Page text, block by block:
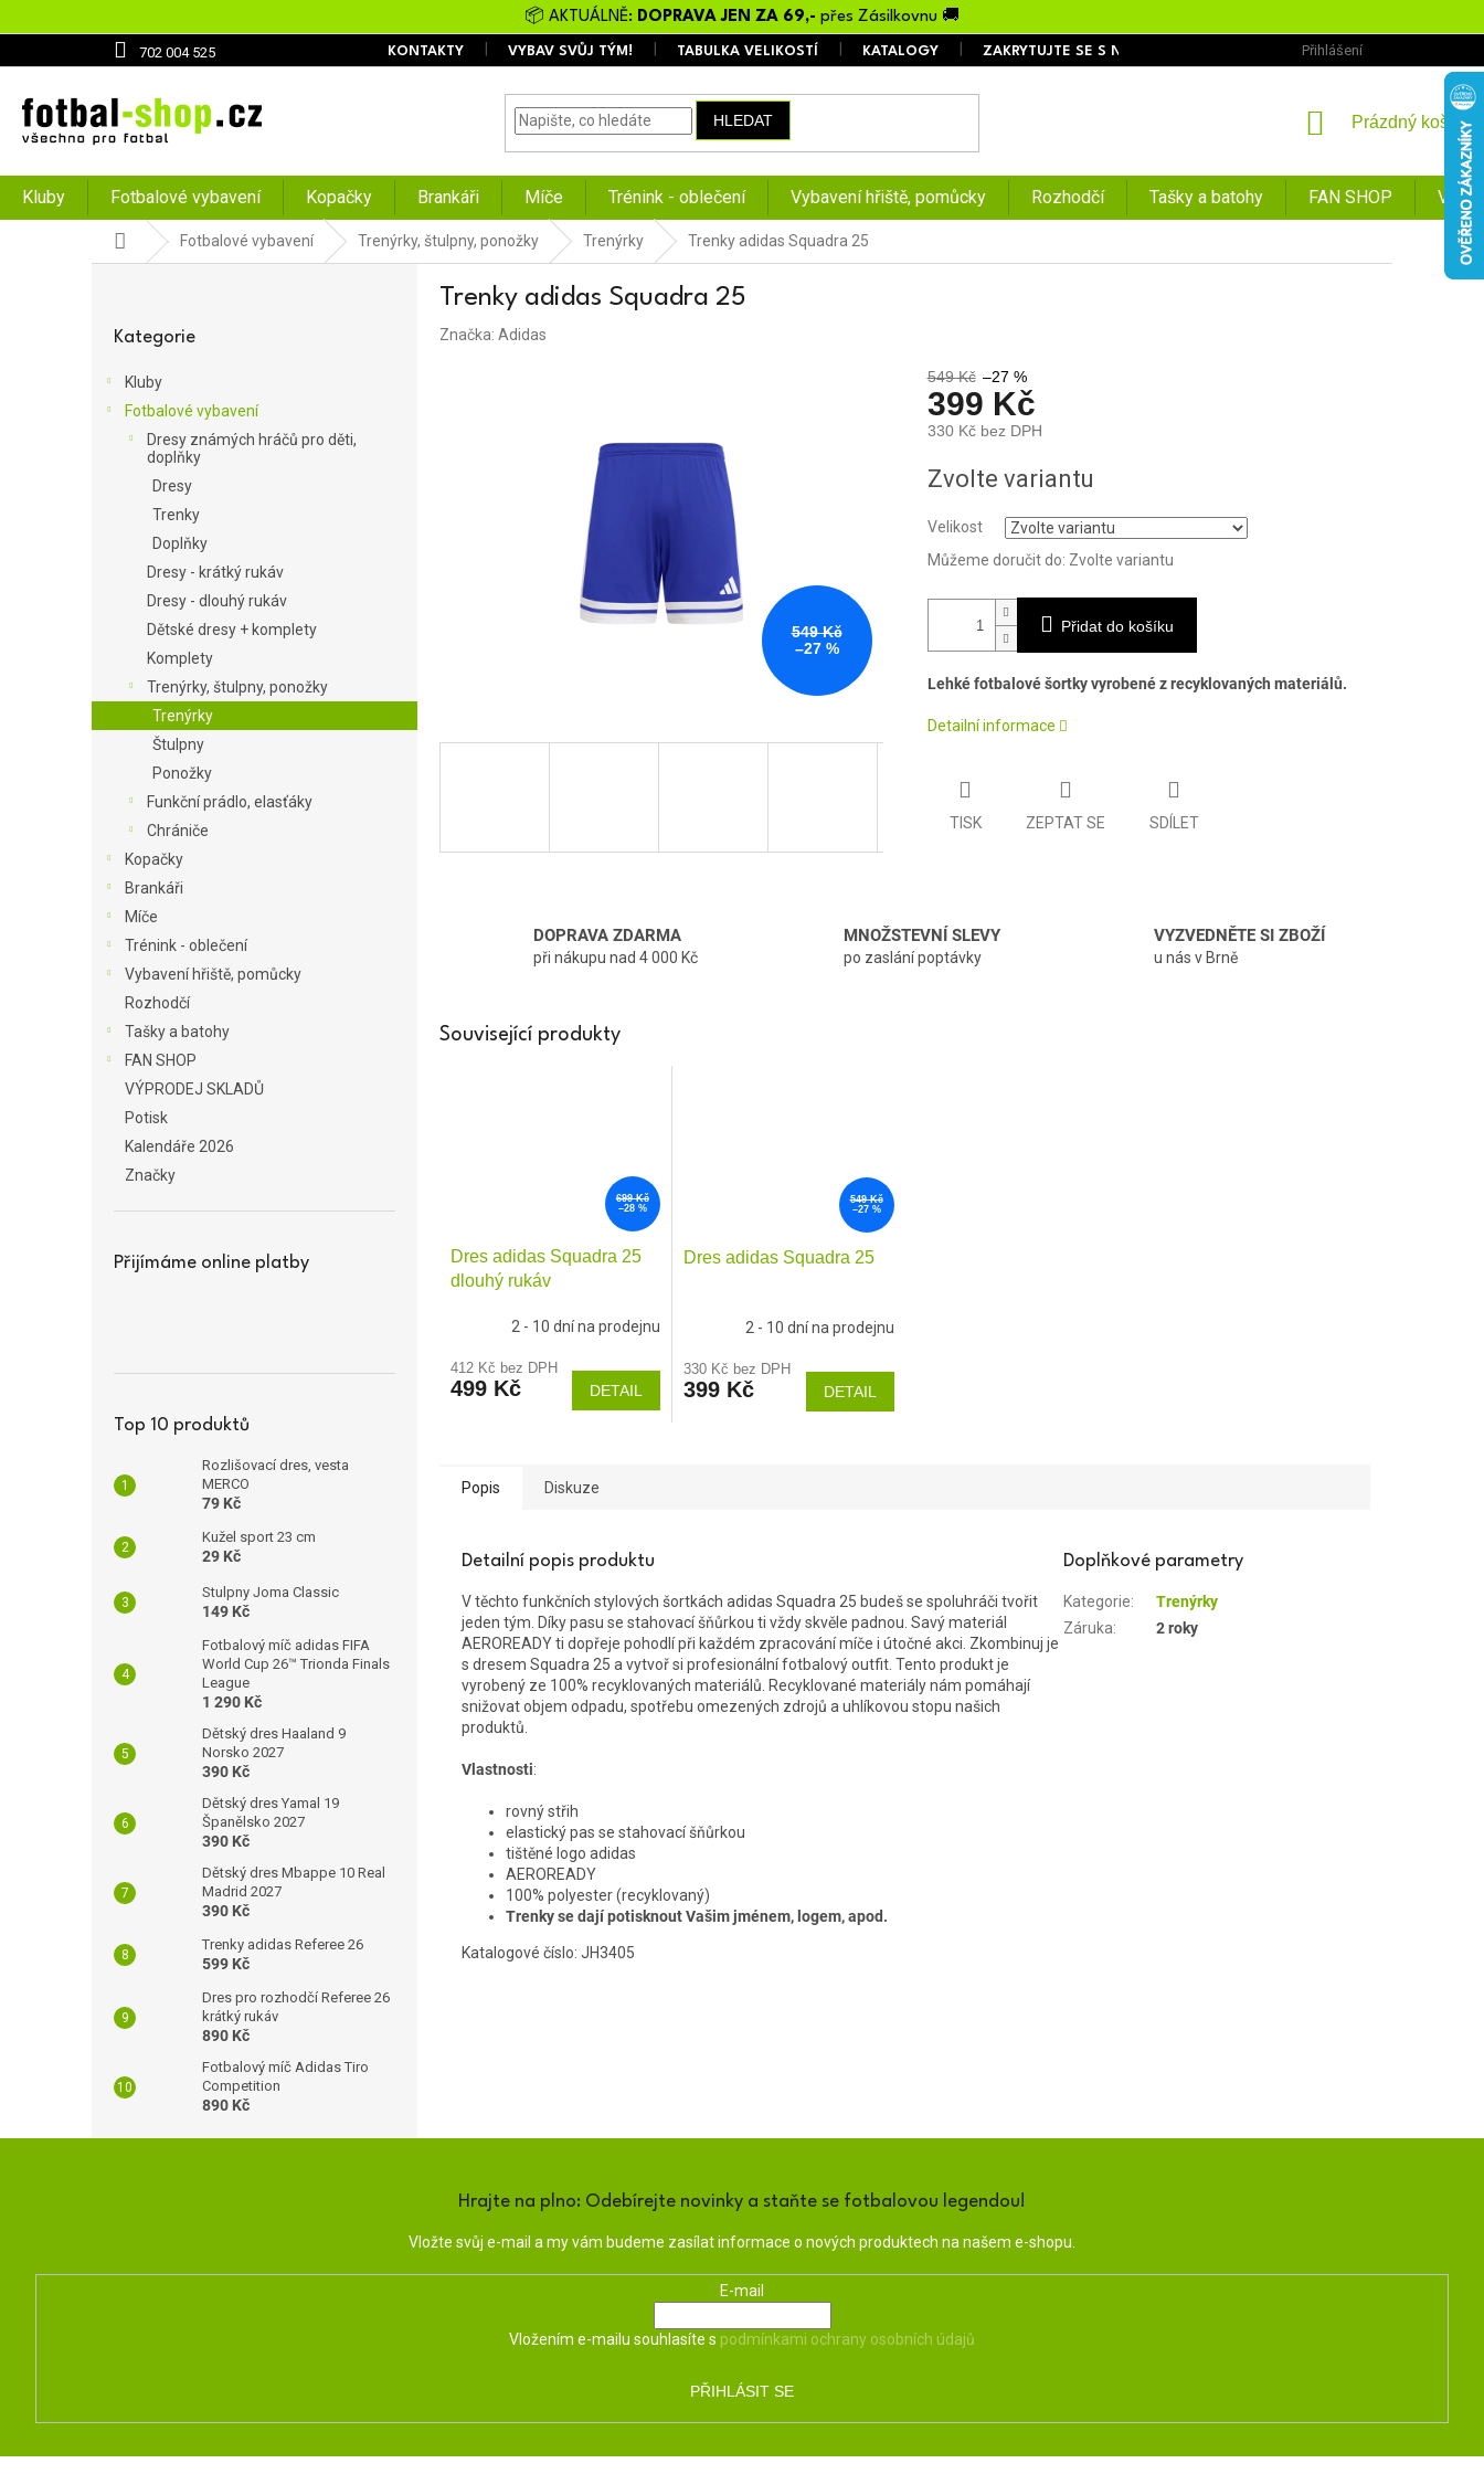
na
📦 AKTUÁLNĚ: DOPRAVA JEN ZA 69,- přes Zásilkovnu 🚚
702 004 525 KONTAKTY VYBAV SVŮJ TÝM! TABULKA VELIKOSTÍ KATALOGY ZAKRYTUJTE SE S NÁMI OBCHODNÍ PODMÍNKY
Přihlášení
HLEDAT
NÁKUPNÍ
Prázdný košík
Kluby Fotbalové vybavení Kopačky Brankáři Míče Trénink - oblečení Vybavení hřiště, pomůcky Rozhodčí Tašky a batohy FAN SHOP
Domů Fotbalové vybavení Trenýrky, štulpny, ponožky Trenýrky Trenky adidas Squadra 25
kategorie
Kategorie
Kluby
Fotbalové vybavení
Dresy známých hráčů pro děti,
doplňky
Dresy
Trenky
Doplňky
Dresy - krátký rukáv
Dresy - dlouhý rukáv
Dětské dresy + komplety
Komplety
Trenýrky, štulpny, ponožky
Trenýrky
Štulpny
Ponožky
Funkční prádlo, elasťáky
Chrániče
Kopačky
Brankáři
Míče
Trénink - oblečení
Vybavení hřiště, pomůcky
Rozhodčí
Tašky a batohy
FAN SHOP
VÝPRODEJ SKLADŮ
Potisk
Kalendáře 2026
Značky
Přijímáme online platby
Top 10 produktů
Rozlišovací dres, vesta
MERCO
79 Kč
Kužel sport 23 cm
29 Kč
Stulpny Joma Classic
149 Kč
Fotbalový míč adidas FIFA
World Cup 26™ Trionda Finals
League
1 290 Kč
Dětský dres Haaland 9
Norsko 2027
390 Kč
Dětský dres Yamal 19
Španělsko 2027
390 Kč
Dětský dres Mbappe 10 Real
Madrid 2027
390 Kč
Trenky adidas Referee 26
599 Kč
Dres pro rozhodčí Referee 26
krátký rukáv
890 Kč
Fotbalový míč Adidas Tiro
Competition
890 Kč
Trenky adidas Squadra 25
Značka: Adidas
549 Kč
–27 %
549 Kč –27 %
399 Kč
330 Kč bez DPH
cena:
Zvolte variantu
Velikost
Můžeme doručit do: Zvolte variantu
Přidat do košíku
Lehké fotbalové šortky vyrobené z recyklovaných materiálů.
Detailní informace
TISK ZEPTAT SE SDÍLET
DOPRAVA ZDARMA
při nákupu nad 4 000 Kč
MNOŽSTEVNÍ SLEVY
po zaslání poptávky
VYZVEDNĚTE SI ZBOŽÍ
u nás v Brně
Související produkty
699 Kč
–28 %
Dres adidas Squadra 25
dlouhý rukáv
2 - 10 dní na prodejnu
412 Kč bez DPH
499 Kč DETAIL
549 Kč
–27 %
Dres adidas Squadra 25
2 - 10 dní na prodejnu
330 Kč bez DPH
399 Kč DETAIL
Popis Diskuze
Detailní popis produktu
V těchto funkčních stylových šortkách adidas Squadra 25 budeš se spoluhráči tvořit
jeden tým. Díky pasu se stahovací šňůrkou ti vždy skvěle padnou. Savý materiál
AEROREADY ti dopřeje pohodlí při každém zpracování míče i útočné akci. Zkombinuj je
s dresem Squadra 25 a vytvoř si profesionální fotbalový outfit. Tento produkt je
vyrobený ze 100% recyklovaných materiálů. Recyklované materiály nám pomáhají
snižovat objem odpadu, spotřebu omezených zdrojů a uhlíkovou stopu našich
produktů.
Vlastnosti:
rovný střih
elastický pas se stahovací šňůrkou
tištěné logo adidas
AEROREADY
100% polyester (recyklovaný)
Trenky se dají potisknout Vašim jménem, logem, apod.
Katalogové číslo: JH3405
Doplňkové parametry
Kategorie:
Trenýrky
Záruka: 2 roky
Hrajte na plno: Odebírejte novinky a staňte se fotbalovou legendou!
Vložte svůj e-mail a my vám budeme zasílat informace o nových produktech na našem e-shopu.
E-mail
Vložením e-mailu souhlasíte s podmínkami ochrany osobních údajů
PŘIHLÁSIT SE